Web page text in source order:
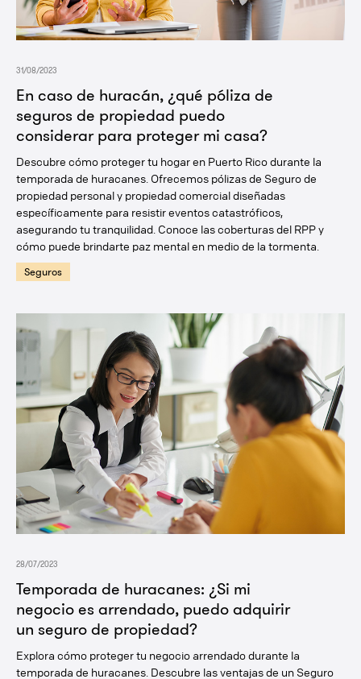
En caso de huracán, ¿qué póliza de
seguros de propiedad puedo
considerar para proteger mi casa?
31/08/2023
Descubre cómo proteger tu hogar en Puerto Rico durante la
temporada de huracanes. Ofrecemos pólizas de Seguro de
propiedad personal y propiedad comercial diseñadas
específicamente para resistir eventos catastróficos,
asegurando tu tranquilidad. Conoce las coberturas del RPP y
cómo puede brindarte paz mental en medio de la tormenta.
Seguros
Temporada de huracanes: ¿Si mi
negocio es arrendado, puedo adquirir
un seguro de propiedad?
28/07/2023
Explora cómo proteger tu negocio arrendado durante la
temporada de huracanes. Descubre las ventajas de un Seguro